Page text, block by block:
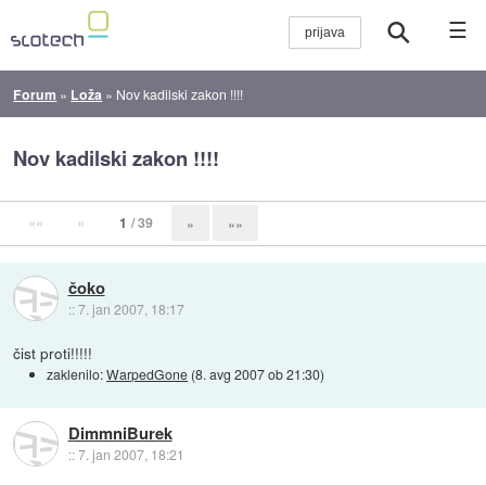
☰
Forum » Loža » Nov kadilski zakon !!!!
Nov kadilski zakon !!!!
«« « 1 / 39 » »»
čoko
::7. jan 2007, 18:17
čist proti!!!!!
zaklenilo:WarpedGone (8. avg 2007 ob 21:30)
DimmniBurek
::7. jan 2007, 18:21